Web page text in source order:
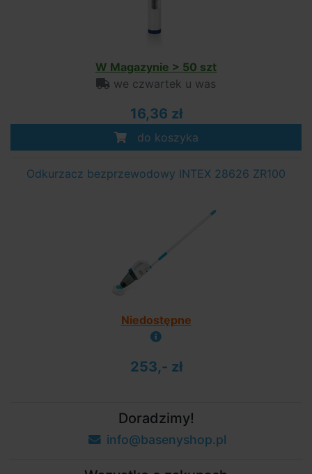
W Magazynie > 50 szt
we czwartek u was
16,36 zł
do koszyka
Odkurzacz bezprzewodowy INTEX 28626 ZR100
Niedostępne
253,- zł
Doradzimy!
info@basenyshop.pl